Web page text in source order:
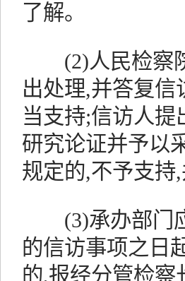
了解。
(2)人民检察院
出处理,并答复
当支持;信访人
研究论证并予以
规定的,不予支持
(3)承办部门应
的信访事项之日
的,报经分管检察